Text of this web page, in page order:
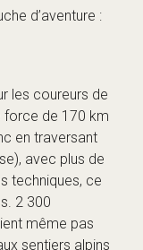
d’aventure :
les coureurs de
force de 170 km
en traversant
avec plus de
techniques, ce
2 300
même pas
sentiers alpins